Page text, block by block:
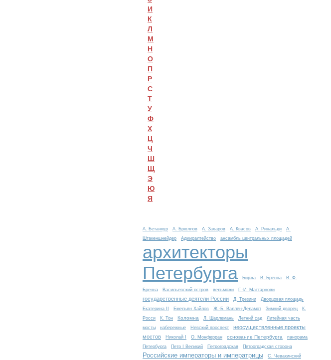
И
К
Л
М
Н
О
П
Р
С
Т
У
Ф
Х
Ц
Ч
Ш
Щ
Э
Ю
Я
А. Бетанкур А. Брюллов А. Захаров А. Квасов А. Ринальди
А.
Штакеншнейдер
Адмиралтейство ансамбль центральных площадей
архитекторы
Петербурга
Биржа В. Бренна В. Ф.
Бренна Васильевский остров вельможи Г.-И. Маттарнови
государственные деятели России Д. Трезини
Дворцовая площадь
Екатерина II
Емельян Хайлов Ж.-Б. Валлен-Деламот Зимний дворец
К.
Росси
К. Тон Коломна Л. Шарлемань Летний сад
Литейная часть
мосты
набережные Невский проспект
неосуществленные проекты
мостов
Николай I О. Монферран основание Петербурга
панорама
Петербурга
Петр I Великий Петроградская Петроградская сторона
Российские императоры и императрицы
С. Чевакинский